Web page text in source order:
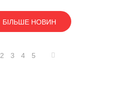
БІЛЬШЕ НОВИН
2 3 4 5